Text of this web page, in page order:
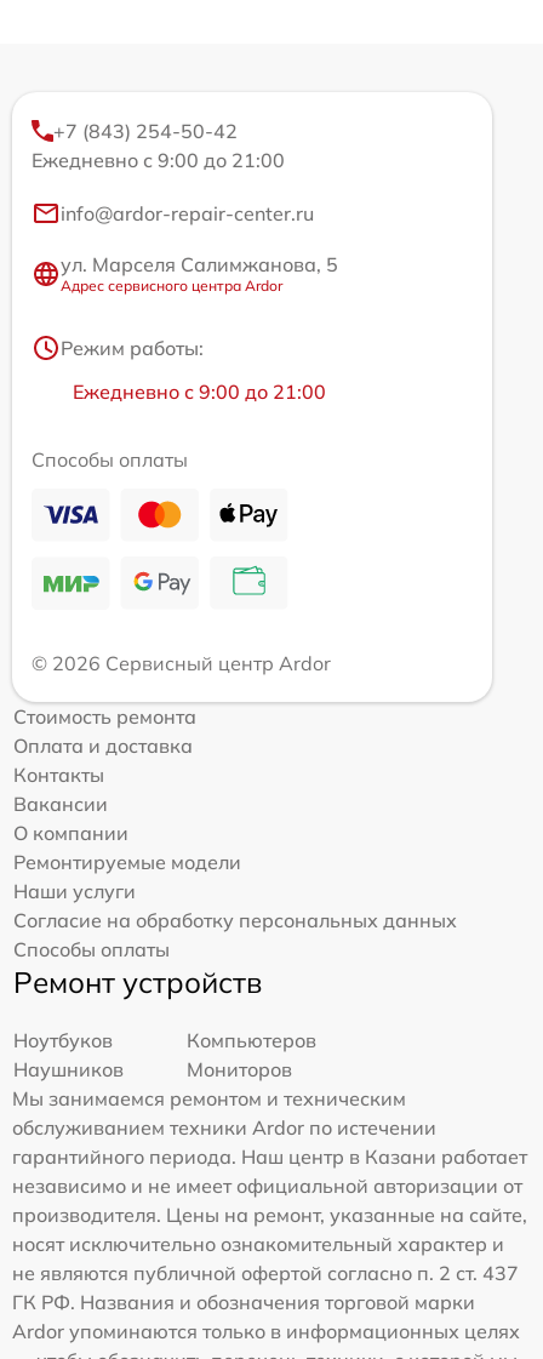
+7 (843) 254-50-42
Ежедневно с 9:00 до 21:00
info@ardor-repair-center.ru
ул. Марселя Салимжанова, 5
Адрес сервисного центра Ardor
Режим работы:
Ежедневно с 9:00 до 21:00
Способы оплаты
© 2026 Сервисный центр Ardor
Стоимость ремонта
Оплата и доставка
Контакты
Вакансии
О компании
Ремонтируемые модели
Наши услуги
Согласие на обработку персональных данных
Способы оплаты
Ремонт устройств
Ноутбуков
Компьютеров
Наушников
Мониторов
Мы занимаемся ремонтом и техническим
обслуживанием техники Ardor по истечении
гарантийного периода. Наш центр в Казани работает
независимо и не имеет официальной авторизации от
производителя. Цены на ремонт, указанные на сайте,
носят исключительно ознакомительный характер и
не являются публичной офертой согласно п. 2 ст. 437
ГК РФ. Названия и обозначения торговой марки
Ardor упоминаются только в информационных целях